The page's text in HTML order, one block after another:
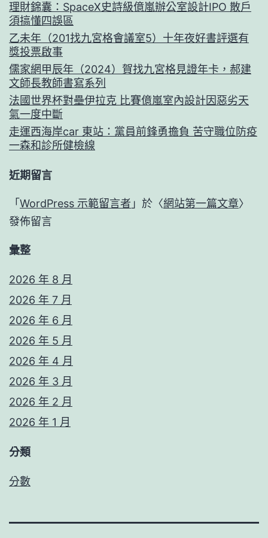
理財錦囊：SpaceX史詩級億嵐辦公室設計IPO 散戶
須搞懂四誤區
乙未年（201找九宮格會議室5）十年夜好書評選有
獎投票啟事
儒家網甲辰年（2024）賀找九宮格見證年卡，郝建
文師長教師書寫系列
法國世界杯對壘伊拉克 比賽億嵐室內設計因惡劣天
氣一度中斷
走運西海岸car 東站：黨員前鋒勇擔負 苦守職位防疫
一森和診所健檢線
近期留言
「 WordPress 示範留言者 」於〈網站第一篇文章〉
發佈留言
彙整
2026 年 8 月
2026 年 7 月
2026 年 6 月
2026 年 5 月
2026 年 4 月
2026 年 3 月
2026 年 2 月
2026 年 1 月
分類
分數